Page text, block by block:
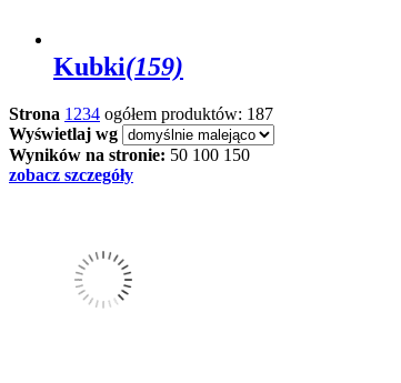
Kubki(159)
Strona 1 234 ogółem produktów: 187
Wyświetlaj wg
Wyników na stronie: 50 100 150
zobacz szczegóły